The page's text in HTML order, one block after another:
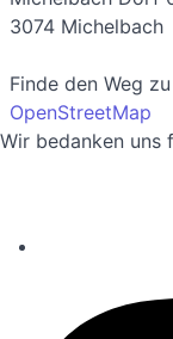
3074 Michelbach
Finde den Weg
OpenStreetMap
Wir bedanken uns